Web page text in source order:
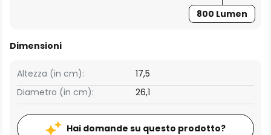
800 Lumen
Dimensioni
Altezza (in cm):
17,5
Diametro (in cm):
26,1
Hai domande su questo prodotto?